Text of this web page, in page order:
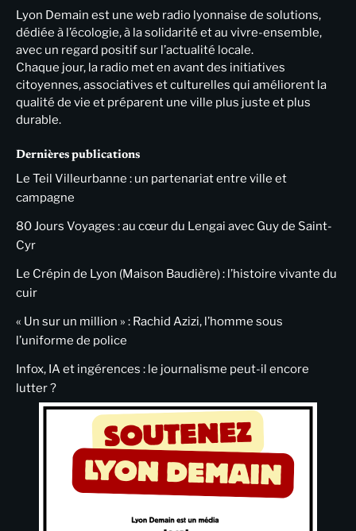
Lyon Demain est une web radio lyonnaise de solutions,
dédiée à l’écologie, à la solidarité et au vivre-ensemble,
avec un regard positif sur l’actualité locale.
Chaque jour, la radio met en avant des initiatives
citoyennes, associatives et culturelles qui améliorent la
qualité de vie et préparent une ville plus juste et plus
durable.
Dernières publications
Le Teil Villeurbanne : un partenariat entre ville et
campagne
80 Jours Voyages : au cœur du Lengai avec Guy de Saint-
Cyr
Le Crépin de Lyon (Maison Baudière) : l’histoire vivante du
cuir
« Un sur un million » : Rachid Azizi, l’homme sous
l’uniforme de police
Infox, IA et ingérences : le journalisme peut-il encore
lutter ?